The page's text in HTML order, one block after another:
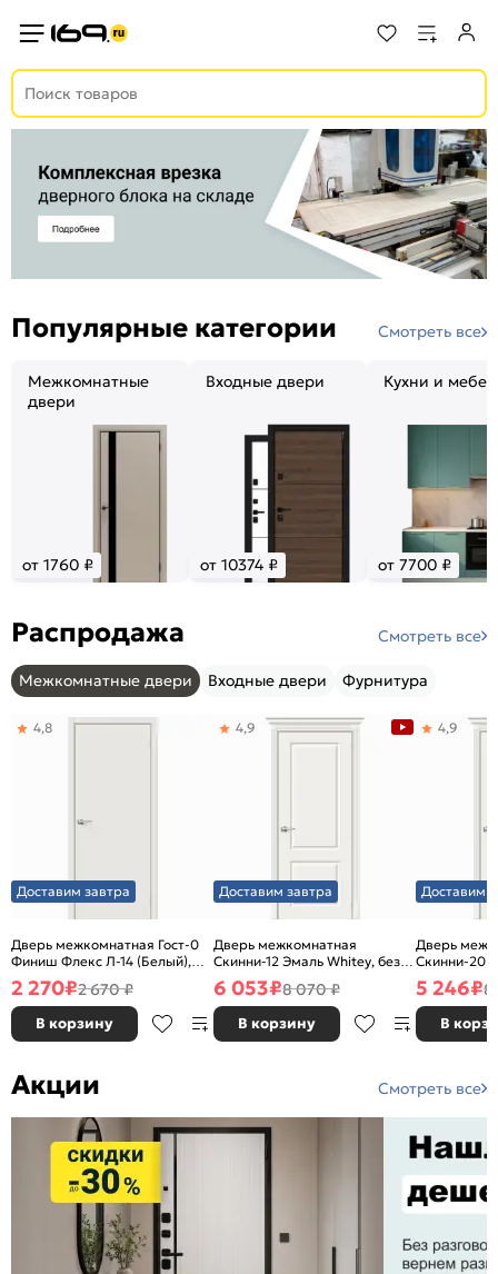
Популярные категории Смотреть все
Межкомнатные
двери
от 1760 ₽
Входные двери
от 10374 ₽
Кухни и
от 7700 ₽
Распродажа Смотреть все
Межкомнатные двери Входные двери Фурнитура
Доставим завтра
Дверь межкомнатная Гост-0
Финиш Флекс Л-14 (Белый),
глухая, каркасно-щитовая
4,8
2 270₽2 670 ₽
В корзину
Доставим завтра
Дверь межкомнатная
Скинни-12 Эмаль Whitey, без
декора, глухая, без стекла,
без кромки, скиновая
4,9
6 053₽8 070 ₽
В корзину
Доставим
Дверь
Скинни-20
декора,
без кромки,
4,9
5 246₽8
В
Акции Смотреть все